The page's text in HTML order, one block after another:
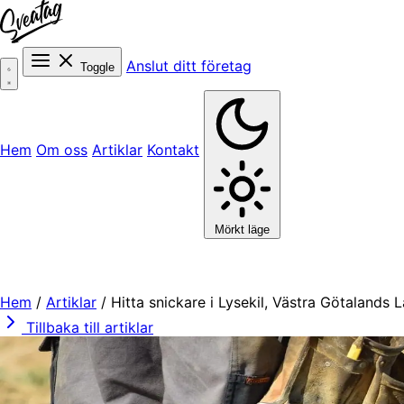
Toggle Anslut ditt företag
Hem Om oss Artiklar Kontakt
Mörkt läge
Hem / Artiklar / Hitta snickare i Lysekil, Västra Götalands
Tillbaka till artiklar